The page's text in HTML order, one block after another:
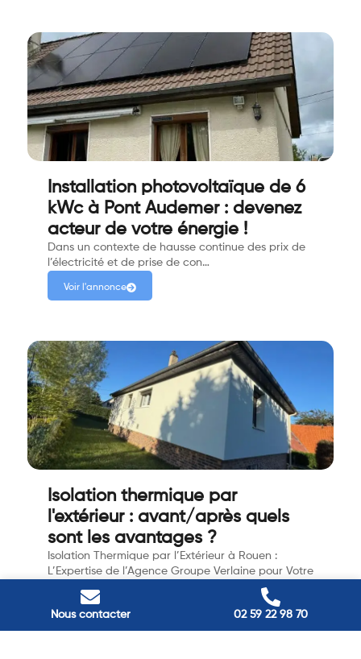
Nous contacter 02 59 22 98 70
Installation photovoltaïque de 6
kWc à Pont Audemer : devenez
acteur de votre énergie !
Dans un contexte de hausse continue des prix de
l’électricité et de prise de con…
Voir l'annonce
Isolation thermique par
l'extérieur : avant/après quels
sont les avantages ?
Isolation Thermique par l’Extérieur à Rouen :
L’Expertise de l’Agence Groupe Verlaine pour Votre
performance énergétique de votre maison à
Rouen